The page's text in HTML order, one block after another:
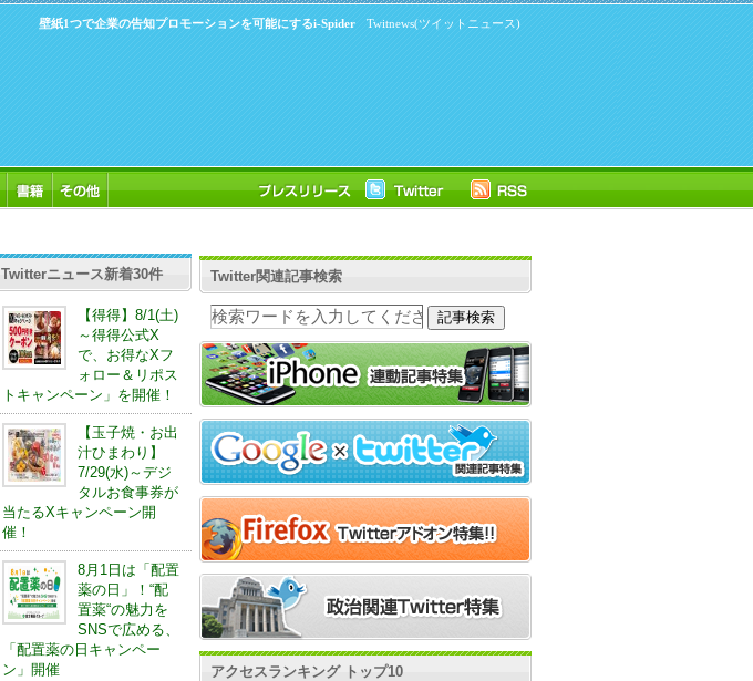
Twitnews(ツイットニュース)
壁紙1つで企業の告知プロモーションを可能にするi-Spider
Twitterニュース新着30件
【得得】8/1(土)
～得得公式X
で、お得なXフ
ォロー＆リポス
トキャンペーン」を開催！
【玉子焼・お出
汁ひまわり】
7/29(水)～デジ
タルお食事券が
当たるXキャンペーン開
催！
8月1日は「配置
薬の日」！“配
置薬“の魅力を
SNSで広める、
「配置薬の日キャンペー
ン」開催
Twitter関連記事検索
アクセスランキング トップ10